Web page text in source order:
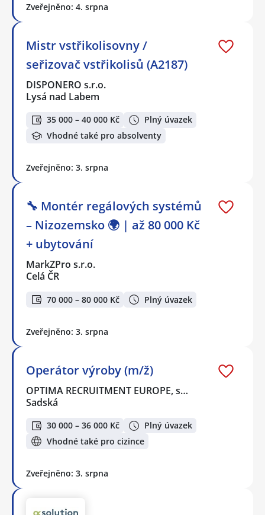
Zveřejněno: 4. srpna
Mistr vstřikolisovny /
seřizovač vstřikolisů (A2187)
DISPONERO s.r.o.
Lysá nad Labem
35 000 – 40 000 Kč
Plný úvazek
Vhodné také pro absolventy
Zveřejněno: 3. srpna
🔧 Montér regálových systémů
– Nizozemsko 🌍 | až 80 000 Kč
+ ubytování
MarkZPro s.r.o.
Celá ČR
70 000 – 80 000 Kč Plný úvazek
Zveřejněno: 3. srpna
Operátor výroby (m/ž)
OPTIMA RECRUITMENT EUROPE, s…
Sadská
30 000 – 36 000 Kč
Plný úvazek
Vhodné také pro cizince
Zveřejněno: 3. srpna